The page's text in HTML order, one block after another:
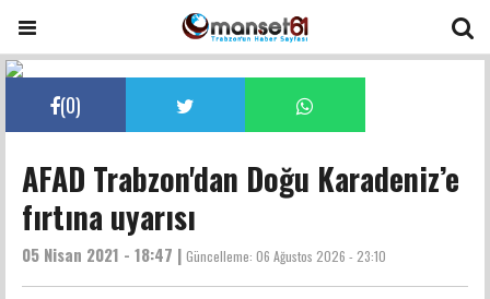
(0)
AFAD Trabzon'dan Doğu Karadeniz’e
fırtına uyarısı
05 Nisan 2021 - 18:47 | Güncelleme: 06 Ağustos 2026 - 23:10